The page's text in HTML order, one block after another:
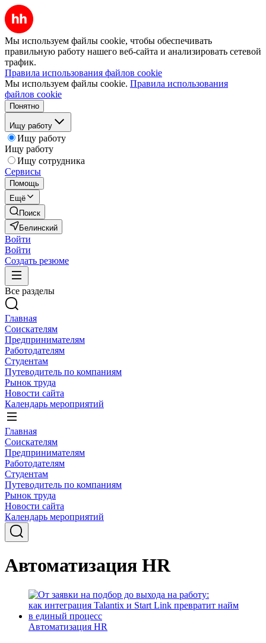
Мы используем файлы cookie, чтобы обеспечивать
правильную работу нашего веб-сайта и анализировать сетевой
трафик.
Правила использования файлов cookie
Мы используем файлы cookie. Правила использования
файлов cookie
Понятно
Ищу работу
Ищу работу
Ищу работу
Ищу сотрудника
Сервисы
Помощь
Ещё
Поиск
Белинский
Войти
Войти
Создать резюме
Все разделы
Главная
Соискателям
Предпринимателям
Работодателям
Студентам
Путеводитель по компаниям
Рынок труда
Новости сайта
Календарь мероприятий
Главная
Соискателям
Предпринимателям
Работодателям
Студентам
Путеводитель по компаниям
Рынок труда
Новости сайта
Календарь мероприятий
Автоматизация HR
Автоматизация HR